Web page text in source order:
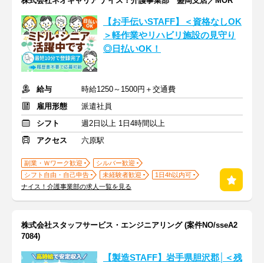
【お手伝いSTAFF】＜資格なしOK
＞軽作業やリハビリ施設の見守り
◎日払いOK！
給与
時給1250～1500円＋交通費
雇用形態
派遣社員
シフト
週2日以上 1日4時間以上
アクセス
六原駅
副業・Ｗワーク歓迎
シルバー歓迎
シフト自由・自己申告
未経験者歓迎
1日4h以内可
ナイス！介護事業部の求人一覧を見る
株式会社スタッフサービス・エンジニアリング (案件NO/sseA2
7084)
【製造STAFF】岩手県胆沢郡│＜残